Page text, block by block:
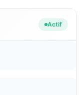
Actif